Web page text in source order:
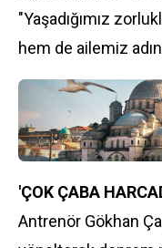
"Yaşadığımız
hem de ailemiz
'ÇOK ÇABA
Antrenör Gökhan